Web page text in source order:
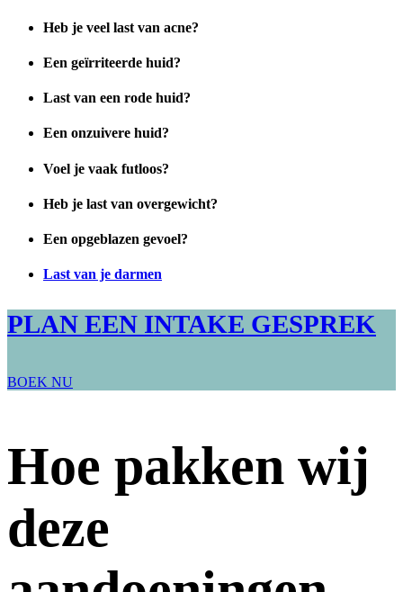
Heb je veel last van acne?
Een geïrriteerde huid?
Last van een rode huid?
Een onzuivere huid?
Voel je vaak futloos?
Heb je last van overgewicht?
Een opgeblazen gevoel?
Last van je darmen
PLAN EEN INTAKE GESPREK
BOEK NU
Hoe pakken wij
deze